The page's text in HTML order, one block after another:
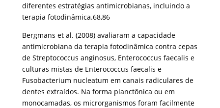
diferentes estratégias antimicrobianas, incluindo a
terapia fotodinâmica.68,86
Bergmans et al. (2008) avaliaram a capacidade
antimicrobiana da terapia fotodinâmica contra cepas
de Streptococcus anginosus, Enterococcus faecalis e
culturas mistas de Enterococcus faecalis e
Fusobacterium nucleatum em canais radiculares de
dentes extraídos. Na forma planctônica ou em
monocamadas, os microrganismos foram facilmente